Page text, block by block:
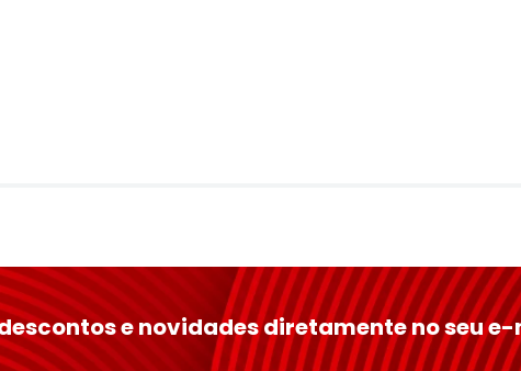
e novidades diretamente no seu